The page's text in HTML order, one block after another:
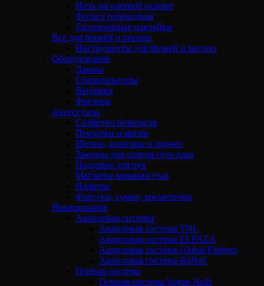
Нить на клеевой основе
Фольга переводная
Силиконовые наклейки
Все для бровей и ресниц
Инструменты для бровей и ресниц
Оборудование
Лампы
Стерилизаторы
Вытяжки
Фрезеры
Аксессуары
Салфетки безворсов
Перчатки и маски
Щетки, дозаторы и прочее
Зажимы для снятия гель-лака
Подушки для рук
Магниты кошачий глаз
Палитра
Фартуки, сумки, косметички
Наращивание
Акриловая система
Акриловая система TNL
Акриловая система ELPAZA
Акриловая система Global Fashion
Акриловая система RuNail
Гелевая система
Гелевая система Vogue Nails